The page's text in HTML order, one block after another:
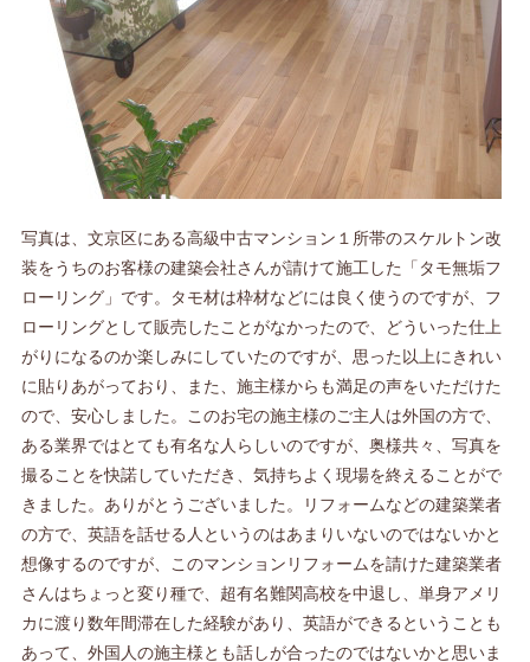
写真は、文京区にある高級中古マンション１所帯のスケルトン改
装をうちのお客様の建築会社さんが請けて施工した「タモ無垢フ
ローリング」です。タモ材は枠材などには良く使うのですが、フ
ローリングとして販売したことがなかったので、どういった仕上
がりになるのか楽しみにしていたのですが、思った以上にきれい
に貼りあがっており、また、施主様からも満足の声をいただけた
ので、安心しました。このお宅の施主様のご主人は外国の方で、
ある業界ではとても有名な人らしいのですが、奥様共々、写真を
撮ることを快諾していただき、気持ちよく現場を終えることがで
きました。ありがとうございました。リフォームなどの建築業者
の方で、英語を話せる人というのはあまりいないのではないかと
想像するのですが、このマンションリフォームを請けた建築業者
さんはちょっと変り種で、超有名難関高校を中退し、単身アメリ
カに渡り数年間滞在した経験があり、英語ができるということも
あって、外国人の施主様とも話しが合ったのではないかと思いま